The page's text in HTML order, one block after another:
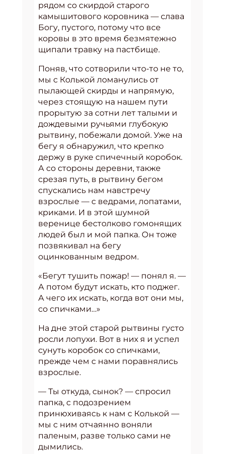
рядом со скирдой старого
камышитового коровника — слава
Богу, пустого, потому что все
коровы в это время безмятежно
щипали травку на пастбище.
Поняв, что сотворили что-то не то,
мы с Колькой ломанулись от
пылающей скирды и напрямую,
через стоящую на нашем пути
прорытую за сотни лет талыми и
дождевыми ручьями глубокую
рытвину, побежали домой. Уже на
бегу я обнаружил, что крепко
держу в руке спичечный коробок.
А со стороны деревни, также
срезая путь, в рытвину бегом
спускались нам навстречу
взрослые — с ведрами, лопатами,
криками. И в этой шумной
веренице бестолково гомонящих
людей был и мой папка. Он тоже
позвякивал на бегу
оцинкованным ведром.
«Бегут тушить пожар! — понял я. —
А потом будут искать, кто поджег.
А чего их искать, когда вот они мы,
со спичками…»
На дне этой старой рытвины густо
росли лопухи. Вот в них я и успел
сунуть коробок со спичками,
прежде чем с нами поравнялись
взрослые.
— Ты откуда, сынок? — спросил
папка, с подозрением
принюхиваясь к нам с Колькой —
мы с ним отчаянно воняли
паленым, разве только сами не
дымились.